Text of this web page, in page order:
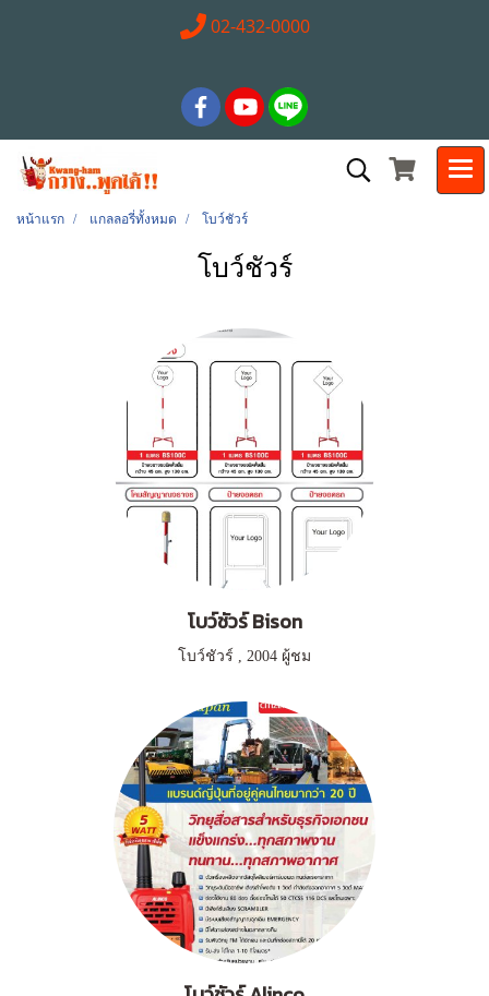
02-432-0000
หน้าแรก แกลลอรี่ทั้งหมด โบว์ชัวร์
โบว์ชัวร์
โบว์ชัวร์ Bison
โบว์ชัวร์ , 2004 ผู้ชม